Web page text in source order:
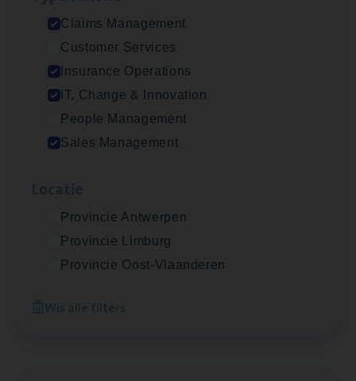
Claims Management
Customer Services
Insurance Operations
IT, Change & Innovation
People Management
Sales Management
Provincie Antwerpen
Provincie Limburg
Provincie Oost-Vlaanderen
Wis alle filters
Test Ana­lyst
IT, Change & Innovation
Antwerpen
Scha­de­be­heer­der verzekeringen
Scha­de Expert Fleet
Antwerpen